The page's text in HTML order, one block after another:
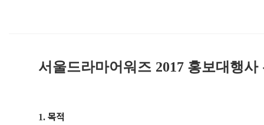
서울드라마어워즈 2017 홍보대행사
1. 목적